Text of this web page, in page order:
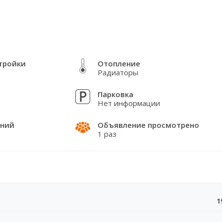
koji mogu ostati u stanu uz
ulica.
Отопление
Радиаторы
Парковка
Нет информации
Объявление просмотрено
1 раз